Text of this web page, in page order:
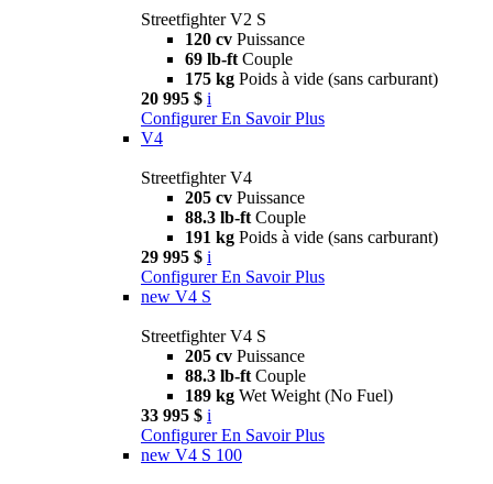
Streetfighter V2 S
120 cv Puissance
69 lb-ft Couple
175 kg Poids à vide (sans carburant)
20 995 $ i
Configurer En Savoir Plus
V4
Streetfighter V4
205 cv Puissance
88.3 lb-ft Couple
191 kg Poids à vide (sans carburant)
29 995 $ i
Configurer En Savoir Plus
new V4 S
Streetfighter V4 S
205 cv Puissance
88.3 lb-ft Couple
189 kg Wet Weight (No Fuel)
33 995 $ i
Configurer En Savoir Plus
new V4 S 100